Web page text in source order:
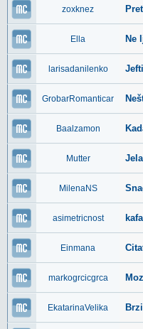
zoxknez
Ella Ne
larisadanilenko
GrobarRomanticar
Baalzamon
Mutter
MilenaNS
asimetricnost kafa
Einmana
markogrcicgrca
EkatarinaVelika